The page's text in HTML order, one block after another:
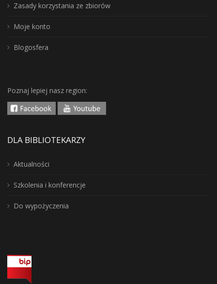
Zasady korzystania ze zbiorów
Moje konto
Blogosfera
Poznaj lepiej nasz region:
DLA BIBLIOTEKARZY
Aktualności
Szkolenia i konferencje
Do wypożyczenia